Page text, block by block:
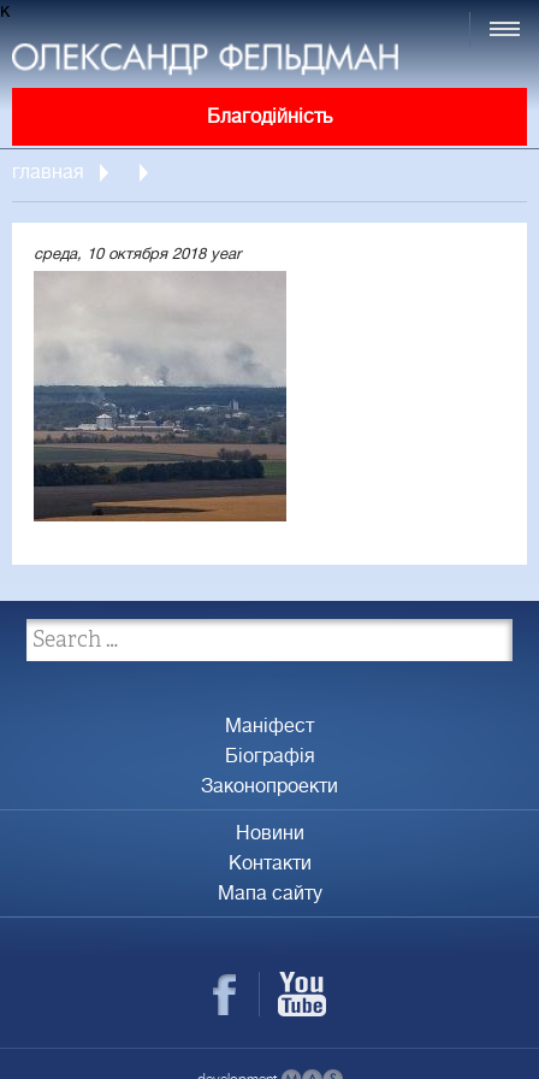
к
Благодійність
главная
среда, 10 октября 2018 year
Маніфест
Біографія
Законопроекти
Новини
Контакти
Мапа сайту